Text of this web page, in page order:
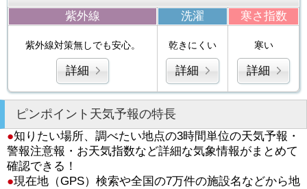
紫外線 洗濯 寒さ指数
紫外線対策無しでも安心。
詳細
乾きにくい
詳細
寒い
詳細
ピンポイント天気予報の特長
●知りたい場所、調べたい地点の3時間単位の天気予報・
警報注意報・お天気指数など詳細な気象情報がまとめて
確認できる！
●現在地（GPS）検索や全国の7万件の施設名などから地